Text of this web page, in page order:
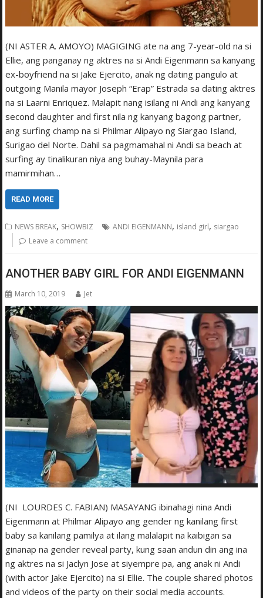
(NI ASTER A. AMOYO) MAGIGING ate na ang 7-year-old na si
Ellie, ang panganay ng aktres na si Andi Eigenmann sa kanyang
ex-boyfriend na si Jake Ejercito, anak ng dating pangulo at
outgoing Manila mayor Joseph “Erap” Estrada sa dating aktres
na si Laarni Enriquez. Malapit nang isilang ni Andi ang kanyang
second daughter and first nila ng kanyang bagong partner,
ang surfing champ na si Philmar Alipayo ng Siargao Island,
Surigao del Norte. Dahil sa pagmamahal ni Andi sa beach at
surfing ay tinalikuran niya ang buhay-Maynila para
mamirmihan…
READ MORE
NEWS BREAK, SHOWBIZ ANDI EIGENMANN, island girl, siargao
Leave a comment
ANOTHER BABY GIRL FOR ANDI EIGENMANN
March 10, 2019 Jet
(NI LOURDES C. FABIAN) MASAYANG ibinahagi nina Andi
Eigenmann at Philmar Alipayo ang gender ng kanilang first
baby sa kanilang pamilya at ilang malalapit na kaibigan sa
ginanap na gender reveal party, kung saan andun din ang ina
ng aktres na si Jaclyn Jose at siyempre pa, ang anak ni Andi
(with actor Jake Ejercito) na si Ellie. The couple shared photos
and videos of the party on their social media accounts.